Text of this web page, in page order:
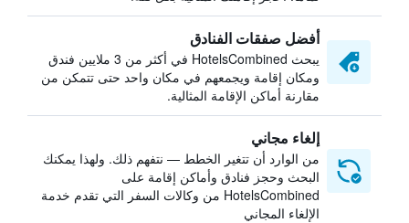
أفضل صفقات الفنادق
يبحث HotelsCombined في أكثر من 3 ملايين فندق
ومكان إقامة ويجمعهم في مكان واحد حتى تتمكن من
مقارنة أماكن الإقامة المثالية.
إلغاء مجاني
من الوارد أن تتغير الخطط — نتفهم ذلك. ولهذا يمكنك
البحث وحجز فنادق وأماكن إقامة على
HotelsCombined من وكالات السفر التي تقدم خدمة
الإلغاء المجاني